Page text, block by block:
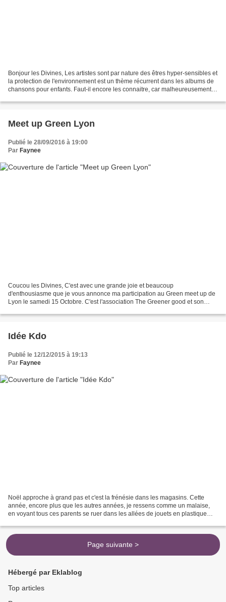
Bonjour les Divines, Les artistes sont par nature des êtres hyper-sensibles et
la protection de l'environnement est un thème récurrent dans les albums de
chansons pour enfants. Faut-il encore les connaitre, car malheureusement
Meet up Green Lyon
Publié le 28/09/2016 à 19:00
Par Faynee
Coucou les Divines, C'est avec une grande joie et beaucoup
d'enthousiasme que je vous annonce ma participation au Green meet up de
Lyon le samedi 15 Octobre. C'est l'association The Greener good et son
Idée Kdo
Publié le 12/12/2015 à 19:13
Par Faynee
Noël approche à grand pas et c'est la frénésie dans les magasins. Cette
année, encore plus que les autres années, je ressens comme un malaise,
en voyant tous ces parents se ruer dans les allées de jouets en plastique
Page suivante >
Hébergé par Eklablog
Top articles